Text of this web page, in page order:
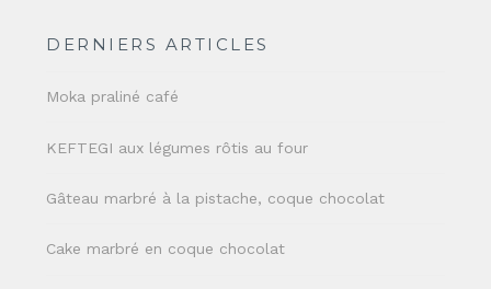
DERNIERS ARTICLES
Moka praliné café
KEFTEGI aux légumes rôtis au four
Gâteau marbré à la pistache, coque chocolat
Cake marbré en coque chocolat